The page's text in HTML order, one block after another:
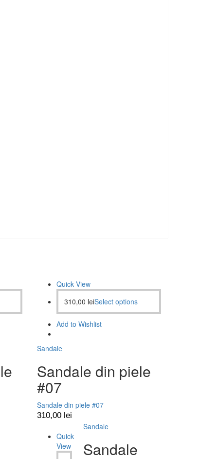
Quick View
310,00 leiSelect options
Add to Wishlist
Sandale
Sandale din piele
#07
Sandale din piele #07
310,00 lei
Quick
View
Sandale
Sandale